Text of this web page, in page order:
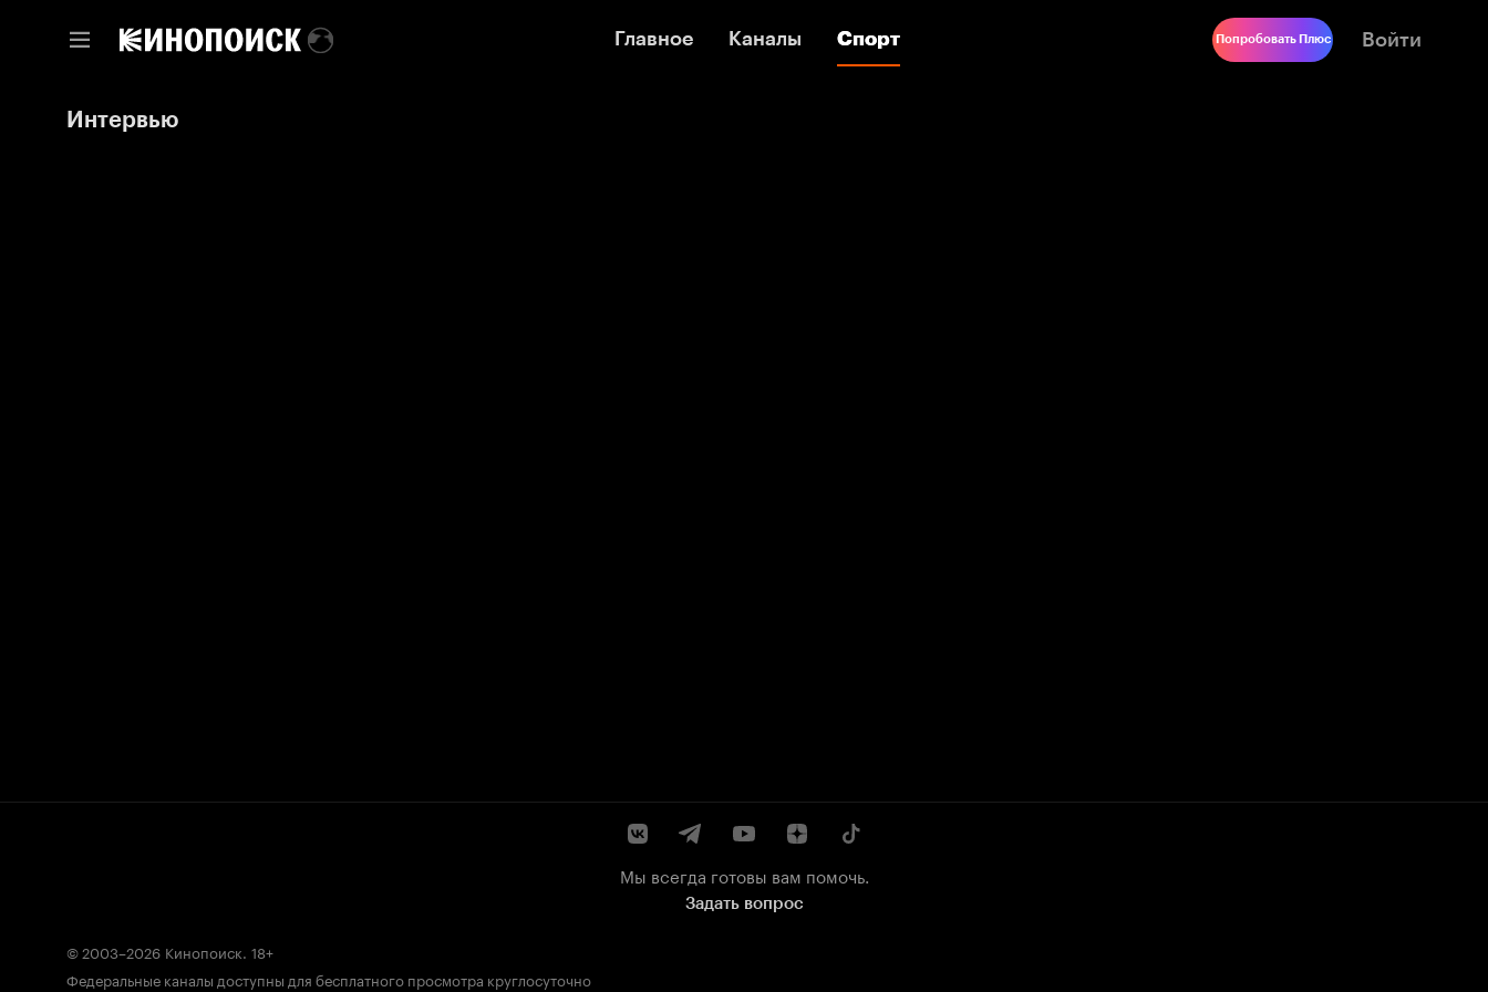
Главное Каналы Спорт
Главное Каналы Спорт Попробовать Плюс Войти
Интервью
Мы всегда готовы вам помочь.
Задать вопрос
© 2003–2026 Кинопоиск. 18+
Федеральные каналы доступны для бесплатного просмотра круглосуточно